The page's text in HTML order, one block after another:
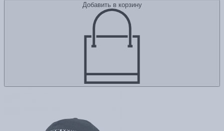
Добавить в корзину